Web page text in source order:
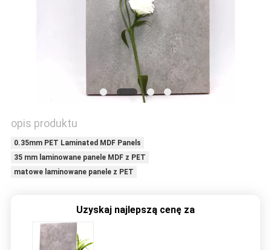
AKTUALNOŚCI
SPRAWY
POPROSIĆ
WYCENĘ
opis produktu
0.35mm PET Laminated MDF Panels
35 mm laminowane panele MDF z PET
matowe laminowane panele z PET
Uzyskaj najlepszą cenę za